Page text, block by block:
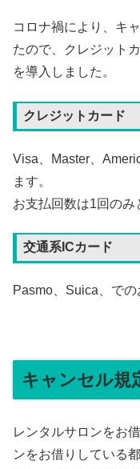
コロナ禍により、キ
たので、クレジット
を導入しました。
クレジットカード
Visa、Master、
ます。
お支払回数は1回のみ
交通系ICカード
Pasmo、Suica、での
キャンセル規
レンタルサロンをお
ンをお借りしている